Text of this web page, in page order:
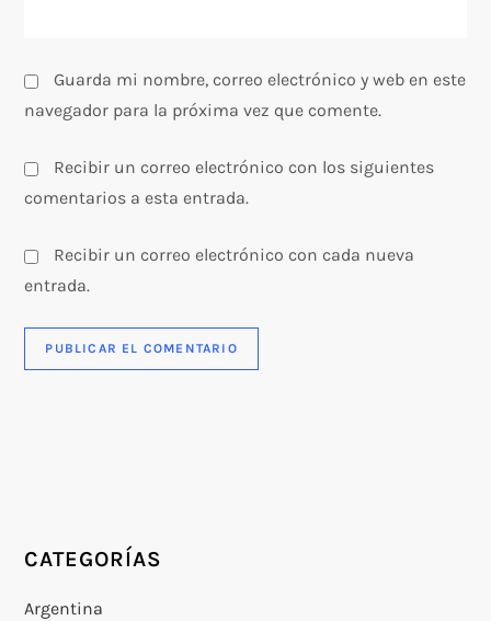
a
s
Guarda mi nombre, correo electrónico y web en este
navegador para la próxima vez que comente.
Recibir un correo electrónico con los siguientes
comentarios a esta entrada.
Recibir un correo electrónico con cada nueva
entrada.
CATEGORÍAS
Argentina